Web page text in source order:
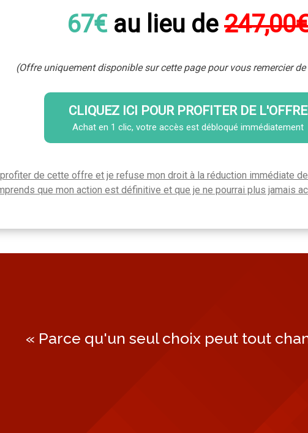
67€au lieu de
(Offre uniquement disponible sur cette page pour vous remercier
CLIQUEZ ICI POUR PROFITER DE L'OFFRE
Achat en 1 clic, votre accès est débloqué immédiatement
de cette offre et je refuse mon droit à la réduction immédiate
que mon action est définitive et que je ne pourrai plus jamais
« Parce qu'un seul choix peut tout